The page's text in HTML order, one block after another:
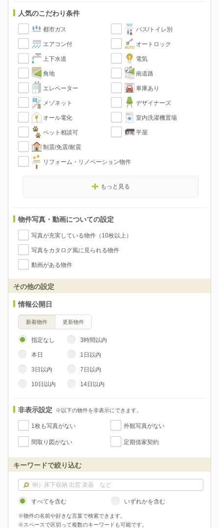
人気のこだわり条件
都市ガス バス/トイレ別
エアコン付 オートロック
上下水道 電気
角地 南道路
エレベーター 車庫あり
メゾネット デザイナーズ
オール電化 室内洗濯機置場
ペット相談可 平屋
制震/免震/耐震
リフォーム・リノベーション物件
もっと見る
物件写真・動画についての設定
写真が充実している物件（10枚以上）
写真をカタログ風に見られる物件
動画がある物件
その他の設定
情報公開日
新着物件 更新物件
指定なし 3時間以内
本日 1日以内
3日以内 7日以内
10日以内 14日以内
非表示設定 ※以下の物件を非表示にできます。
1枚も写真がない 外観写真がない
間取り図がない 定期借家契約
キーワードで絞り込む
すべてを含む いずれかを含む
※物件の名前や好きな言葉で検索できます。
※スペースで区切って複数のキーワードも可能です。